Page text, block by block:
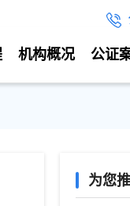
公证
机构概况
为您